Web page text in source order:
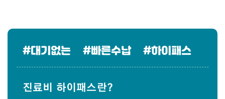
#대기없는 #빠른수납 #하이패스
진료비 하이패스란?